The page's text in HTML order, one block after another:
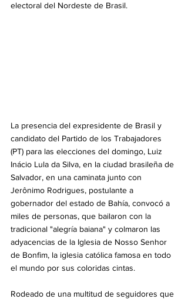
electoral del Nordeste de Brasil.
La presencia del expresidente de Brasil y
candidato del Partido de los Trabajadores
(PT) para las elecciones del domingo, Luiz
Inácio Lula da Silva, en la ciudad brasileña de
Salvador, en una caminata junto con
Jerônimo Rodrigues, postulante a
gobernador del estado de Bahía, convocó a
miles de personas, que bailaron con la
tradicional "alegría baiana" y colmaron las
adyacencias de la Iglesia de Nosso Senhor
de Bonfim, la iglesia católica famosa en todo
el mundo por sus coloridas cintas.
Rodeado de una multitud de seguidores que